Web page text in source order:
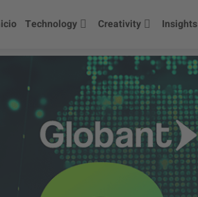
Technology Creativity Insights